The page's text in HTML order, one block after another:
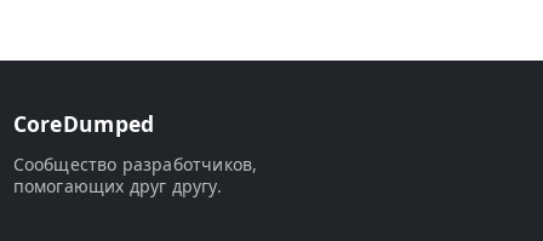
CoreDumped
Сообщество разработчиков,
помогающих друг другу.